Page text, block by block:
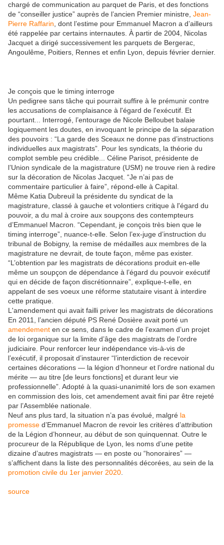
chargé de communication au parquet de Paris, et des fonctions
de “conseiller justice” auprès de l’ancien Premier ministre, Jean-
Pierre Raffarin , dont l’estime pour Emmanuel Macron a d’ailleurs
été rappelée par certains internautes. À partir de 2004, Nicolas
Jacquet a dirigé successivement les parquets de Bergerac,
Angoulême, Poitiers, Rennes et enfin Lyon, depuis février dernier.
Je conçois que le timing interroge
Un pedigree sans tâche qui pourrait suffire à le prémunir contre
les accusations de complaisance à l'égard de l'exécutif. Et
pourtant... Interrogé, l’entourage de Nicole Belloubet balaie
logiquement les doutes, en invoquant le principe de la séparation
des pouvoirs : “La garde des Sceaux ne donne pas d’instructions
individuelles aux magistrats”. Pour les syndicats, la théorie du
complot semble peu crédible... Céline Parisot, présidente de
l’Union syndicale de la magistrature (USM) ne trouve rien à redire
sur la décoration de Nicolas Jacquet. “Je n’ai pas de
commentaire particulier à faire”, répond-elle à Capital.
Même Katia Dubreuil la présidente du syndicat de la
magistrature, classé à gauche et volontiers critique à l'égard du
pouvoir, a du mal à croire aux soupçons des contempteurs
d’Emmanuel Macron. “Cependant, je conçois très bien que le
timing interroge”, nuance-t-elle. Selon l’ex-juge d’instruction du
tribunal de Bobigny, la remise de médailles aux membres de la
magistrature ne devrait, de toute façon, même pas exister.
“L’obtention par les magistrats de décorations produit en-elle
même un soupçon de dépendance à l’égard du pouvoir exécutif
qui en décide de façon discrétionnaire”, explique-t-elle, en
appelant de ses voeux une réforme statutaire visant à interdire
cette pratique.
L'amendement qui avait failli priver les magistrats de décorations
En 2011, l’ancien député PS René Dosière avait porté un
amendement en ce sens, dans le cadre de l’examen d’un projet
de loi organique sur la limite d’âge des magistrats de l’ordre
judiciaire. Pour renforcer leur indépendance vis-à-vis de
l’exécutif, il proposait d’instaurer “l’interdiction de recevoir
certaines décorations — la légion d’honneur et l’ordre national du
mérite — au titre [de leurs fonctions] et durant leur vie
professionnelle”. Adopté à la quasi-unanimité lors de son examen
en commission des lois, cet amendement avait fini par être rejeté
par l’Assemblée nationale.
Neuf ans plus tard, la situation n’a pas évolué, malgré la
promesse d’Emmanuel Macron de revoir les critères d’attribution
de la Légion d’honneur, au début de son quinquennat. Outre le
procureur de la République de Lyon, les noms d’une petite
dizaine d’autres magistrats — en poste ou “honoraires” —
s’affichent dans la liste des personnalités décorées, au sein de la
promotion civile du 1er janvier 2020
source